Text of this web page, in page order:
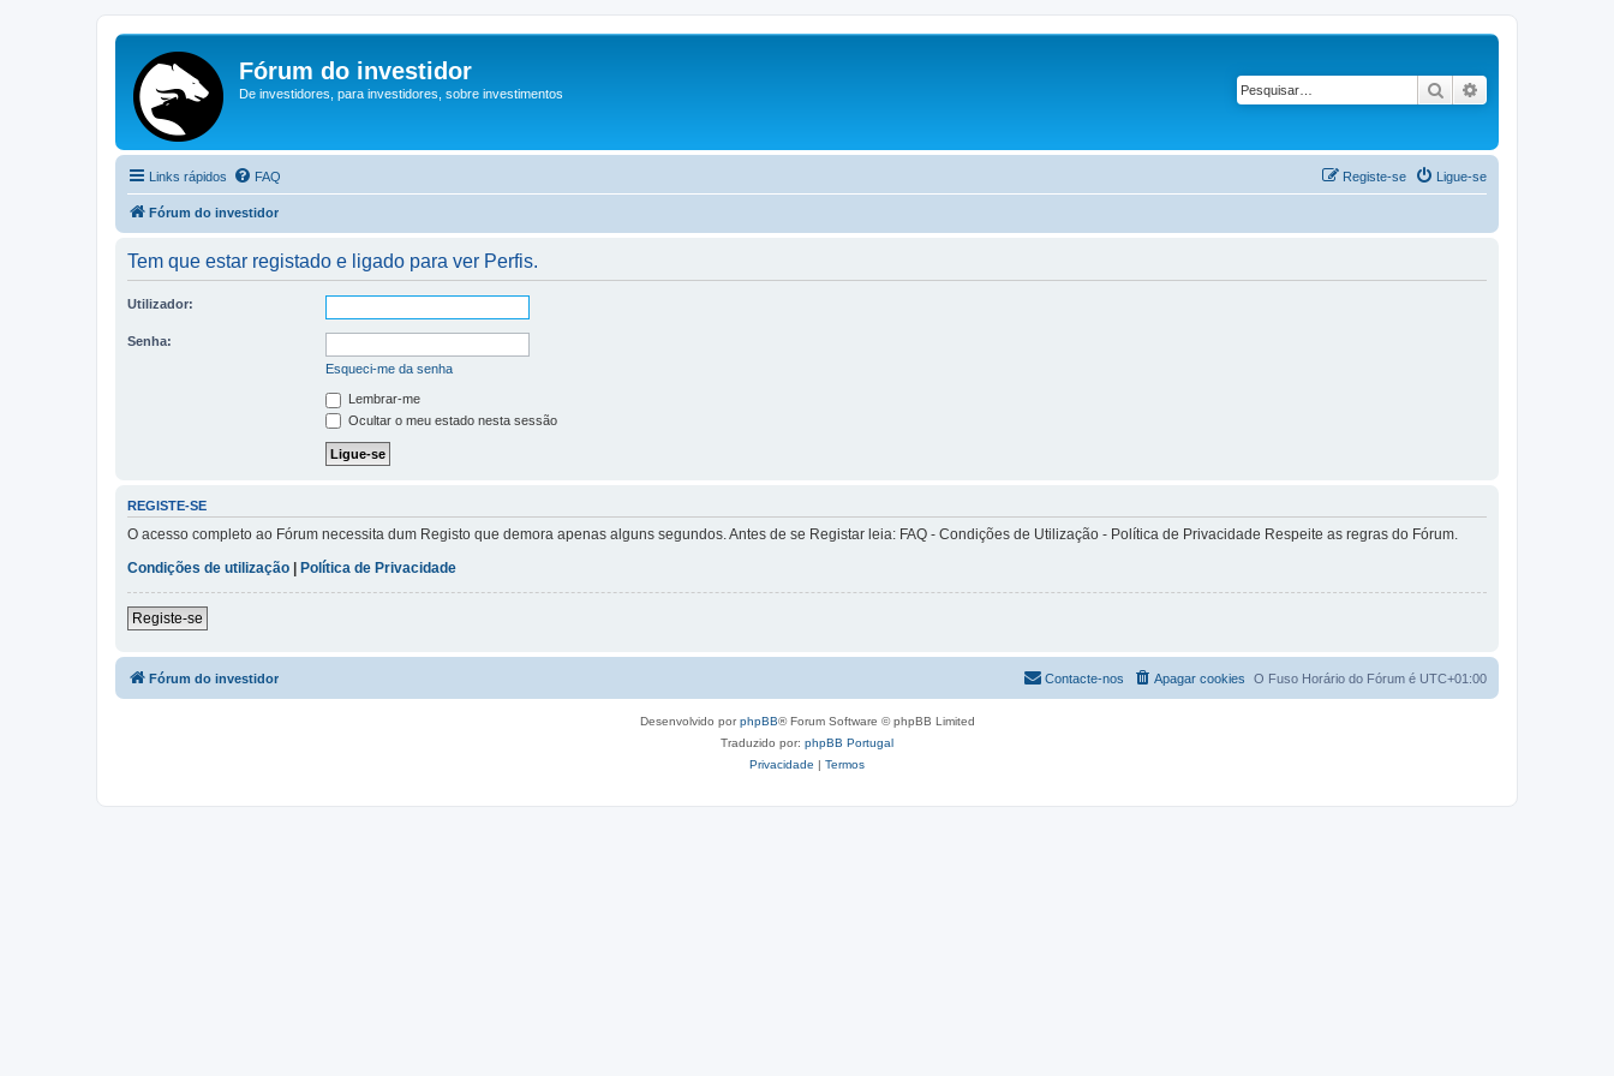
Fórum do investidor
De investidores, para investidores, sobre investimentos Pesquisar
Links rápidos FAQ Ligue-se
Registe-se
Fórum do investidor
Tem que estar registado e ligado para ver Perfis.
Utilizador:
Senha:
Esqueci-me da senha
Lembrar-me
Ocultar o meu estado nesta sessão
REGISTE-SE
O acesso completo ao Fórum necessita dum Registo que demora apenas alguns segundos. Antes de se Registar leia: FAQ - Condições de Utilização - Política de Privacidade Respeite as regras do Fórum.
Condições de utilização | Política de Privacidade
Registe-se
Fórum do investidor O Fuso Horário do Fórum é UTC+01:00
Apagar cookies
Contacte-nos
Desenvolvido porphpBB® Forum Software © phpBB Limited
Traduzido por: phpBB Portugal
Privacidade | Termos